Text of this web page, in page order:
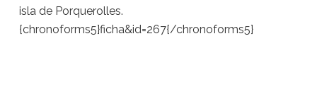
isla de Porquerolles.
{chronoforms5}ficha&id=267{/chronoforms5}